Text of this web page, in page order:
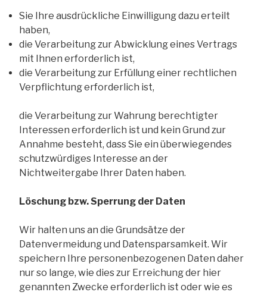
Sie Ihre ausdrückliche Einwilligung dazu erteilt
haben,
die Verarbeitung zur Abwicklung eines Vertrags
mit Ihnen erforderlich ist,
die Verarbeitung zur Erfüllung einer rechtlichen
Verpflichtung erforderlich ist,
die Verarbeitung zur Wahrung berechtigter
Interessen erforderlich ist und kein Grund zur
Annahme besteht, dass Sie ein überwiegendes
schutzwürdiges Interesse an der
Nichtweitergabe Ihrer Daten haben.
Löschung bzw. Sperrung der Daten
Wir halten uns an die Grundsätze der
Datenvermeidung und Datensparsamkeit. Wir
speichern Ihre personenbezogenen Daten daher
nur so lange, wie dies zur Erreichung der hier
genannten Zwecke erforderlich ist oder wie es